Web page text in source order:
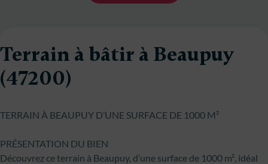
Terrain à bâtir à Beaupuy
(47200)
TERRAIN À BEAUPUY D’UNE SURFACE DE 1000 M²
PRÉSENTATION DU BIEN
Découvrez ce terrain à Beaupuy, d’une surface de 1000 m², idéal